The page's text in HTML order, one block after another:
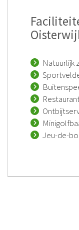
Natuurlijk
Jeu-de-